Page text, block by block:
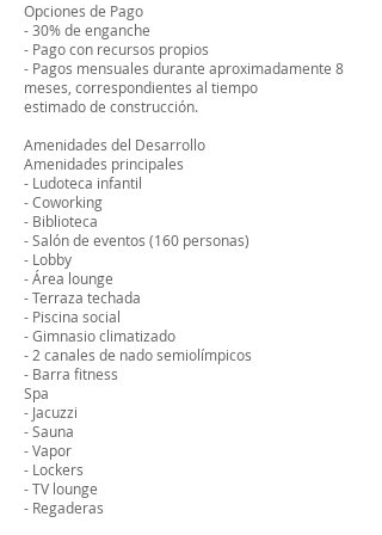
Opciones de Pago
- 30% de enganche
- Pago con recursos propios
- Pagos mensuales durante aproximadamente 8
meses, correspondientes al tiempo
estimado de construcción.
Amenidades del Desarrollo
Amenidades principales
- Ludoteca infantil
- Coworking
- Biblioteca
- Salón de eventos (160 personas)
- Lobby
- Área lounge
- Terraza techada
- Piscina social
- Gimnasio climatizado
- 2 canales de nado semiolímpicos
- Barra fitness
Spa
- Jacuzzi
- Sauna
- Vapor
- Lockers
- TV lounge
- Regaderas